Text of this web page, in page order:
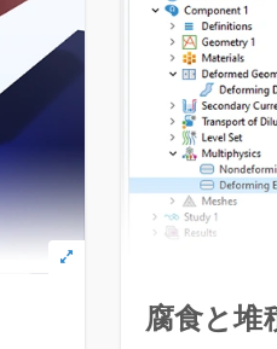
腐食と堆